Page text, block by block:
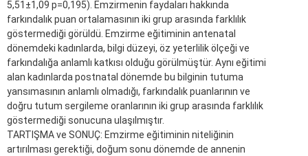
5,51±1,09 p=0,195). Emzirmenin faydaları hakkında
farkındalık puan ortalamasının iki grup arasında farklılık
göstermediği görüldü. Emzirme eğitiminin antenatal
dönemdeki kadınlarda, bilgi düzeyi, öz yeterlilik ölçeği ve
farkındalığa anlamlı katkısı olduğu görülmüştür. Aynı eğitimi
alan kadınlarda postnatal dönemde bu bilginin tutuma
yansımasının anlamlı olmadığı, farkındalık puanlarının ve
doğru tutum sergileme oranlarının iki grup arasında farklılık
göstermediği sonucuna ulaşılmıştır.
TARTIŞMA ve SONUÇ: Emzirme eğitiminin niteliğinin
artırılması gerektiği, doğum sonu dönemde de annenin